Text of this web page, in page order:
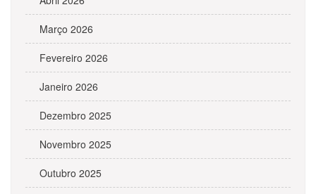
Março 2026
Fevereiro 2026
Janeiro 2026
Dezembro 2025
Novembro 2025
Outubro 2025